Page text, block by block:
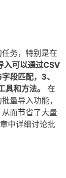
务，特别是在
入可以通过CSV
段匹配，3、
和方法。
在
量导入功能，
而节省了大量
中详细讨论批